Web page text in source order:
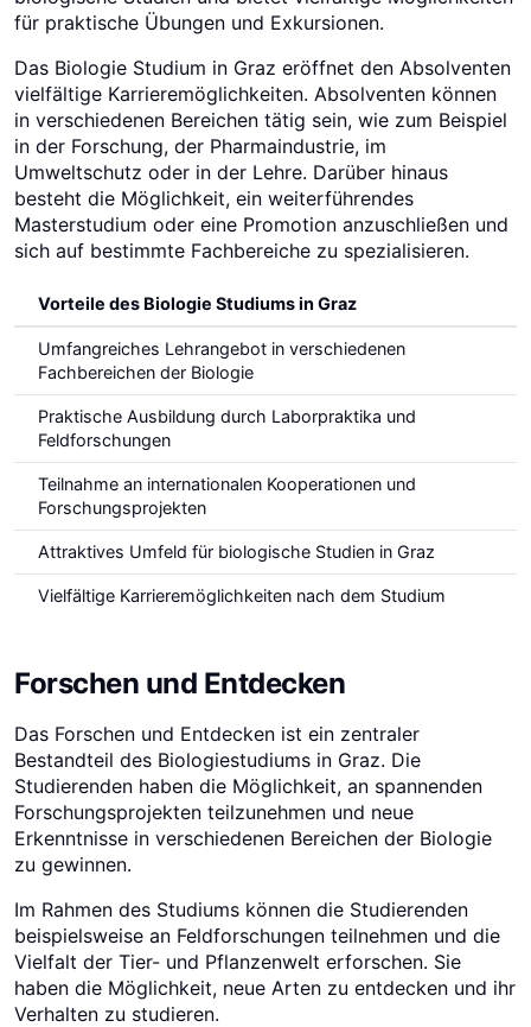
für praktische Übungen und Exkursionen.
Das Biologie Studium in Graz eröffnet den Absolventen
vielfältige Karrieremöglichkeiten. Absolventen können
in verschiedenen Bereichen tätig sein, wie zum Beispiel
in der Forschung, der Pharmaindustrie, im
Umweltschutz oder in der Lehre. Darüber hinaus
besteht die Möglichkeit, ein weiterführendes
Masterstudium oder eine Promotion anzuschließen und
sich auf bestimmte Fachbereiche zu spezialisieren.
Vorteile des Biologie Studiums in Graz
Umfangreiches Lehrangebot in verschiedenen
Fachbereichen der Biologie
Praktische Ausbildung durch Laborpraktika und
Feldforschungen
Teilnahme an internationalen Kooperationen und
Forschungsprojekten
Attraktives Umfeld für biologische Studien in Graz
Vielfältige Karrieremöglichkeiten nach dem Studium
Forschen und Entdecken
Das Forschen und Entdecken ist ein zentraler
Bestandteil des Biologiestudiums in Graz. Die
Studierenden haben die Möglichkeit, an spannenden
Forschungsprojekten teilzunehmen und neue
Erkenntnisse in verschiedenen Bereichen der Biologie
zu gewinnen.
Im Rahmen des Studiums können die Studierenden
beispielsweise an Feldforschungen teilnehmen und die
Vielfalt der Tier- und Pflanzenwelt erforschen. Sie
haben die Möglichkeit, neue Arten zu entdecken und ihr
Verhalten zu studieren.